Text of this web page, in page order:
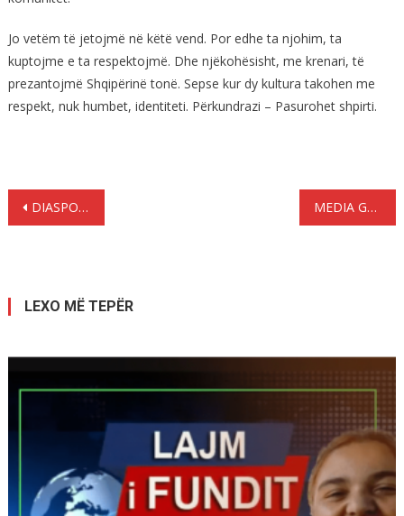
Jo vetëm të jetojmë në këtë vend. Por edhe ta njohim, ta
kuptojme e ta respektojmë. Dhe njëkohësisht, me krenari, të
prezantojmë Shqipërinë tonë. Sepse kur dy kultura takohen me
respekt, nuk humbet, identiteti. Përkundrazi – Pasurohet shpirti.
Lëvizje
DIASPORA MIDIS UNITETIT DHE INSTRUMENTALIZIMIT POLITIK MEDIA GREKE: JA ÇFARË KËRKOI MINISTRI DENDIAS NË TIRANË, PËRGJIGJJA QË MORI NGA RAMA DHE NUFI
LEXO MË TEPËR